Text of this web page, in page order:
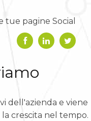
tue pagine Social
dell'azienda e viene
crescita nel tempo.